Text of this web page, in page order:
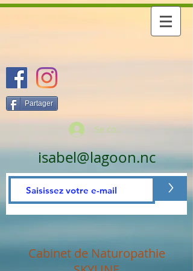
Partager
Se connecter
isabel@lagoon.nc
>
Cabinet de Naturopathie